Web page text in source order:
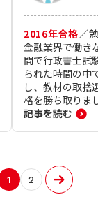
2016年合格／
金融業界で働き
間で行政書士試
られた時間の中
し、教材の取捨
格を勝ち取りま
記事を読む
1 2